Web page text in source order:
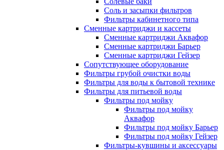
Соль и засыпки фильтров
Фильтры кабинетного типа
Сменные картриджи и кассеты
Сменные картриджи Аквафор
Сменные картриджи Барьер
Сменные картриджи Гейзер
Сопутствующее оборудование
Фильтры грубой очистки воды
Фильтры для воды к бытовой технике
Фильтры для питьевой воды
Фильтры под мойку
Фильтры под мойку
Аквафор
Фильтры под мойку Барьер
Фильтры под мойку Гейзер
Фильтры-кувшины и аксессуары